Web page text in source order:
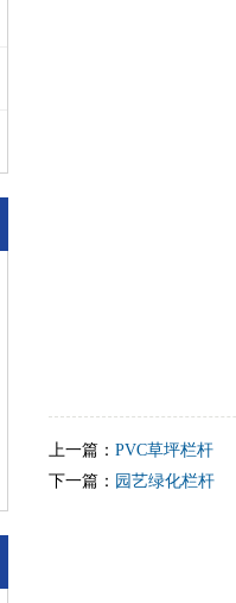
上一篇： PVC草坪栏杆
下一篇： 园艺绿化栏杆